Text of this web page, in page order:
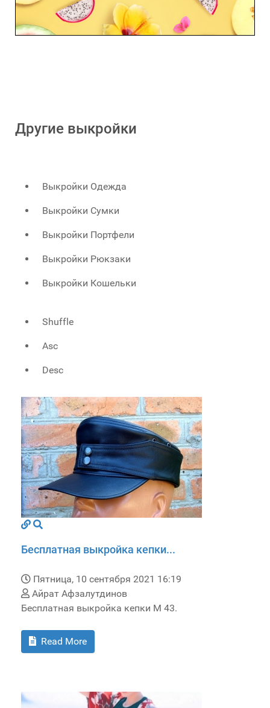
Другие выкройки
Выкройки Одежда
Выкройки Сумки
Выкройки Портфели
Выкройки Рюкзаки
Выкройки Кошельки
Shuffle
Asc
Desc
Бесплатная выкройка кепки...
Пятница, 10 сентября 2021 16:19
Айрат Афзалутдинов
Бесплатная выкройка кепки M 43.
Read More